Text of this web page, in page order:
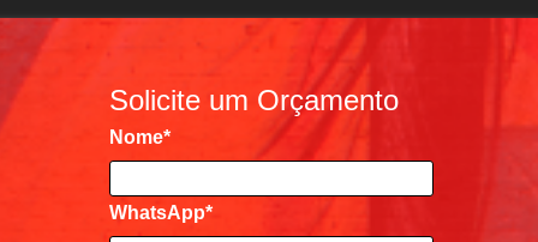
Solicite um Orçamento
Nome*
WhatsApp*